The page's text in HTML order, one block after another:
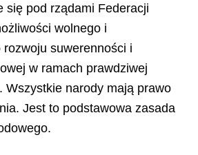
się pod rządami Federacji
wolnego i
suwerenności i
w ramach prawdziwej
Wszystkie narody mają prawo
Jest to podstawowa zasada